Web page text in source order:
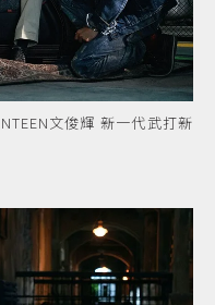
文俊輝 新一代武打新